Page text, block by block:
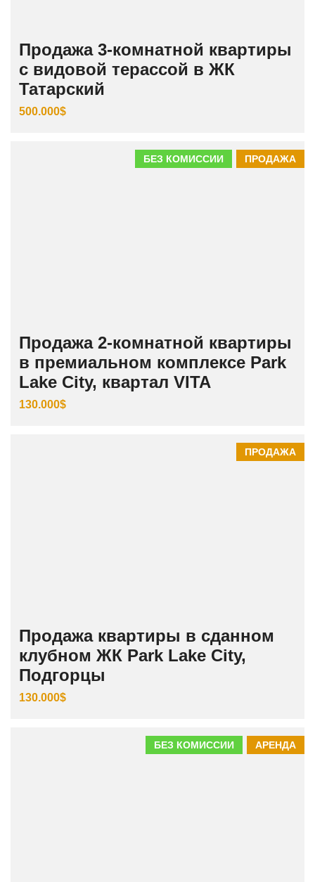
Продажа 3‑комнатной квартиры
с видовой терассой в ЖК
Татарский
500.000$
ПРОДАЖА
БЕЗ КОМИССИИ
Продажа 2-комнатной квартиры
в премиальном комплексе Park
Lake City, квартал VITA
130.000$
ПРОДАЖА
Продажа квартиры в сданном
клубном ЖК Park Lake City,
Подгорцы
130.000$
АРЕНДА
БЕЗ КОМИССИИ